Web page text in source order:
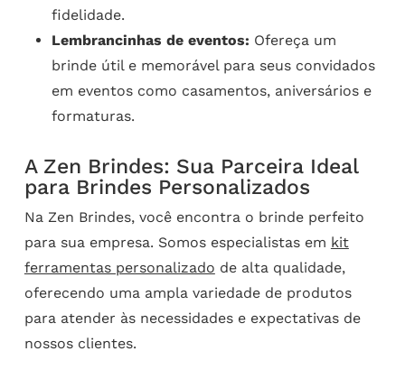
fidelidade.
Lembrancinhas de eventos: Ofereça um
brinde útil e memorável para seus convidados
em eventos como casamentos, aniversários e
formaturas.
A Zen Brindes: Sua Parceira Ideal
para Brindes Personalizados
Na Zen Brindes, você encontra o brinde perfeito
para sua empresa. Somos especialistas em kit
ferramentas personalizado de alta qualidade,
oferecendo uma ampla variedade de produtos
para atender às necessidades e expectativas de
nossos clientes.